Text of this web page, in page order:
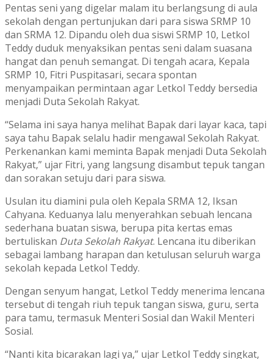
Pentas seni yang digelar malam itu berlangsung di aula
sekolah dengan pertunjukan dari para siswa SRMP 10
dan SRMA 12. Dipandu oleh dua siswi SRMP 10, Letkol
Teddy duduk menyaksikan pentas seni dalam suasana
hangat dan penuh semangat. Di tengah acara, Kepala
SRMP 10, Fitri Puspitasari, secara spontan
menyampaikan permintaan agar Letkol Teddy bersedia
menjadi Duta Sekolah Rakyat.
“Selama ini saya hanya melihat Bapak dari layar kaca, tapi
saya tahu Bapak selalu hadir mengawal Sekolah Rakyat.
Perkenankan kami meminta Bapak menjadi Duta Sekolah
Rakyat,” ujar Fitri, yang langsung disambut tepuk tangan
dan sorakan setuju dari para siswa.
Usulan itu diamini pula oleh Kepala SRMA 12, Iksan
Cahyana. Keduanya lalu menyerahkan sebuah lencana
sederhana buatan siswa, berupa pita kertas emas
bertuliskan Duta Sekolah Rakyat. Lencana itu diberikan
sebagai lambang harapan dan ketulusan seluruh warga
sekolah kepada Letkol Teddy.
Dengan senyum hangat, Letkol Teddy menerima lencana
tersebut di tengah riuh tepuk tangan siswa, guru, serta
para tamu, termasuk Menteri Sosial dan Wakil Menteri
Sosial.
“Nanti kita bicarakan lagi ya,” ujar Letkol Teddy singkat,